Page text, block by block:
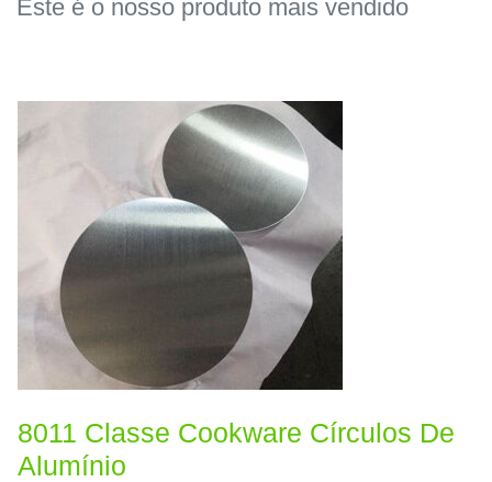
Este é o nosso produto mais vendido
8011 Classe Cookware Círculos De
Alumínio